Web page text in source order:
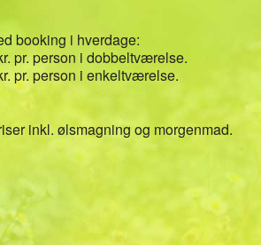
booking i hverdage:
pr. person i dobbeltværelse.
pr. person i enkeltværelse.
inkl. ølsmagning og morgenmad.